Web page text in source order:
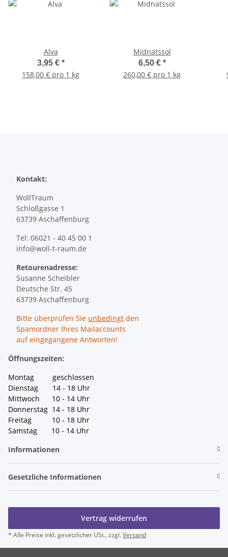
Alva
3,95 € *
158,00 € pro 1 kg
Midnatssol
6,50 € *
260,00 € pro 1 kg
Kontakt:
WollTraum
Schloßgasse 1
63739 Aschaffenburg
Tel: 06021 - 40 45 00 1
info@woll-t-raum.de
Retourenadresse:
Susanne Scheibler
Deutsche Str. 45
63739 Aschaffenburg
Bitte überprüfen Sie unbedingt den
Spamordner Ihres Mailaccounts
auf eingegangene Antworten!
Öffnungszeiten:
Montag geschlossen
Dienstag 14 - 18 Uhr
Mittwoch 10 - 14 Uhr
Donnerstag 14 - 18 Uhr
Freitag 10 - 18 Uhr
Samstag 10 - 14 Uhr
Informationen
Gesetzliche Informationen
Vertrag widerrufen
* Alle Preise inkl. gesetzlicher USt., zzgl.Versand